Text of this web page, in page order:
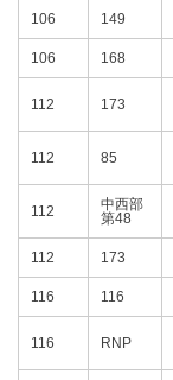
106 149
106 168
112 173
112 85
112
中西部
第48
112 173
116 116
116 RNP